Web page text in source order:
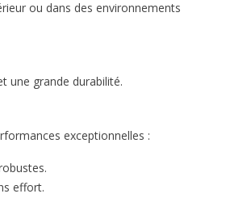
la sécurité.
ou dans des environnements
une grande durabilité.
exceptionnelles :
effort.